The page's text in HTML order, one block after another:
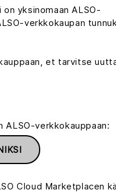
yksinomaan ALSO-
verkkokaupan
et tarvitse
ALSO-verkkokauppaan:
Cloud Marketplacen